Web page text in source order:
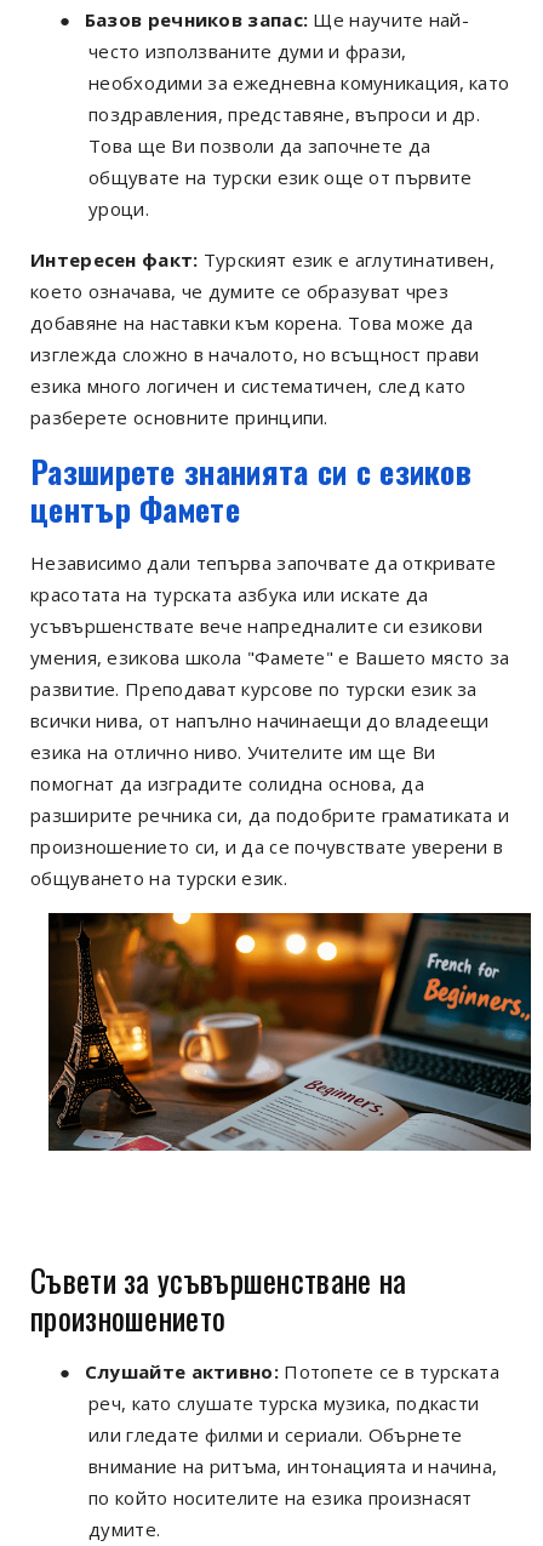
● Базов речников запас: Ще научите най-
често използваните думи и фрази,
необходими за ежедневна комуникация, като
поздравления, представяне, въпроси и др.
Това ще Ви позволи да започнете да
общувате на турски език още от първите
уроци.
Интересен факт: Турският език е аглутинативен,
което означава, че думите се образуват чрез
добавяне на наставки към корена. Това може да
изглежда сложно в началото, но всъщност прави
езика много логичен и систематичен, след като
разберете основните принципи.
Разширете знанията си с езиков
център Фамете
Независимо дали тепърва започвате да откривате
красотата на турската азбука или искате да
усъвършенствате вече напредналите си езикови
умения, езикова школа "Фамете" е Вашето място за
развитие. Преподават курсове по турски език за
всички нива, от напълно начинаещи до владеещи
езика на отлично ниво. Учителите им ще Ви
помогнат да изградите солидна основа, да
разширите речника си, да подобрите граматиката и
произношението си, и да се почувствате уверени в
общуването на турски език.
Съвети за усъвършенстване на
произношението
● Слушайте активно:Потопете се в турската
реч, като слушате турска музика, подкасти
или гледате филми и сериали. Обърнете
внимание на ритъма, интонацията и начина,
по който носителите на езика произнасят
думите.